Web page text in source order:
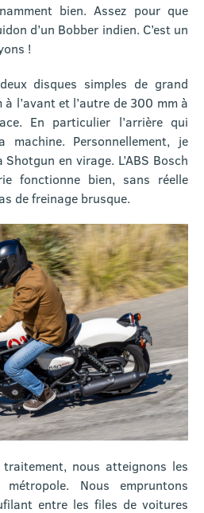
bien. Assez pour que
d’un Bobber indien. C’est un
!
disques simples de grand
l’avant et l’autre de 300 mm à
En particulier l’arrière qui
Personnellement, je
en virage. L’ABS Bosch
fonctionne bien, sans réelle
de freinage brusque.
nous atteignons les
Nous empruntons
entre les files de voitures